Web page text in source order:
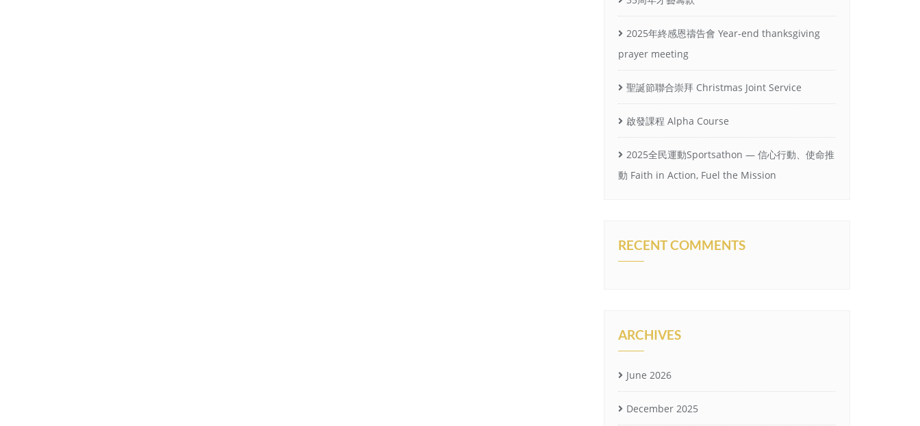
2025年終感恩禱告會 Year-end thanksgiving
prayer meeting
聖誕節聯合崇拜 Christmas Joint Service
啟發課程 Alpha Course
2025全民運動Sportsathon — 信心行動、使命推
動 Faith in Action, Fuel the Mission
RECENT COMMENTS
ARCHIVES
June 2026
December 2025